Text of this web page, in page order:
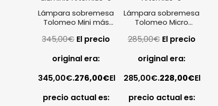
Lámpara sobremesa
Tolomeo Mini más
Artemide
345,00€ El precio
original era:
345,00€.276,00€El
precio actual es:
Lámpara sobremesa
Tolomeo Micro
285,00€ El precio
original era:
285,00€.228,00€El
precio actual es: